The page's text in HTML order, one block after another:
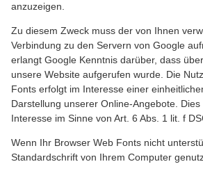
anzuzeigen.
Zu diesem Zweck muss der von Ihnen
Verbindung zu den Servern von Google
erlangt Google Kenntnis darüber, dass
unsere Website aufgerufen wurde. Die
Fonts erfolgt im Interesse einer
Darstellung unserer Online-Angebote.
Interesse im Sinne von Art. 6 Abs. 1 lit. f
Wenn Ihr Browser Web Fonts nicht
Standardschrift von Ihrem Computer